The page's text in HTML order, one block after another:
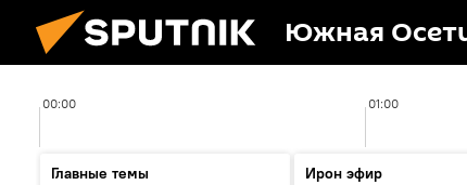
Южная
00:00 01:00
Главные темы
Ирон эфир